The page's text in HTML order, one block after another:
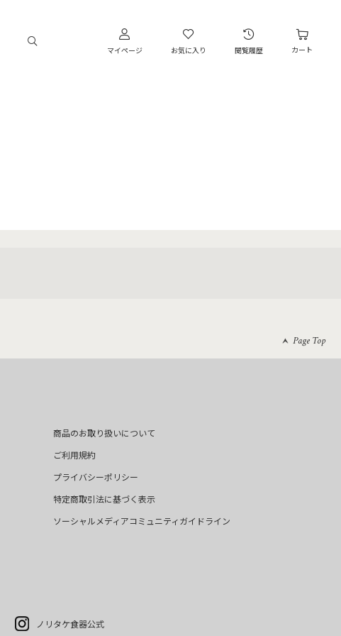
マイページ お気に入り 閲覧履歴 カート
Page Top
商品のお取り扱いについて
ご利用規約
プライバシーポリシー
特定商取引法に基づく表示
ソーシャルメディアコミュニティガイドライン
ノリタケ食器公式